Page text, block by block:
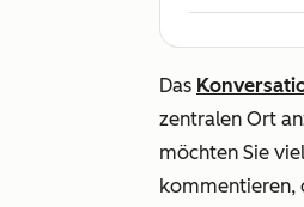
Das
zentralen Ort
möchten Sie
kommentieren,